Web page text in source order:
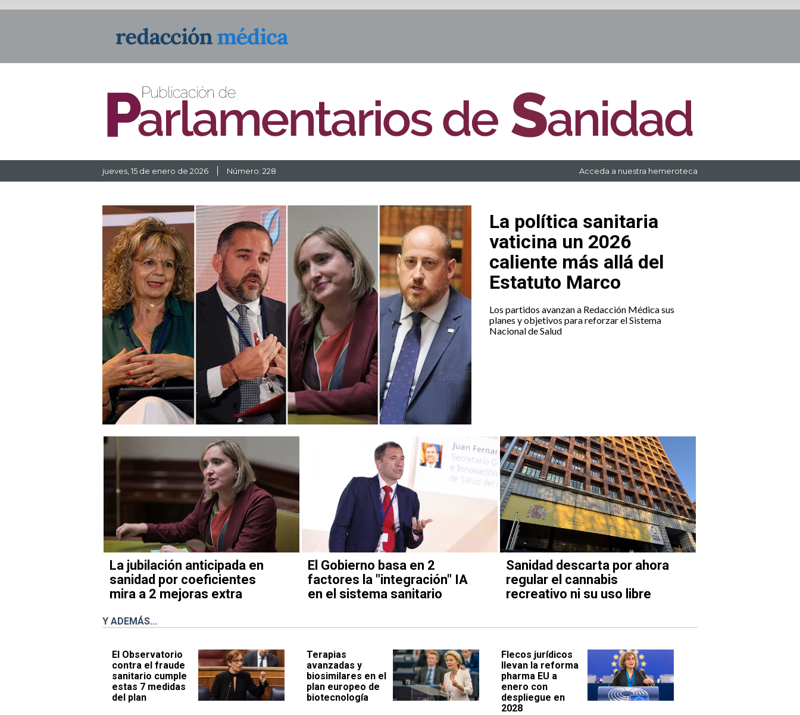
jueves, 15 de enero de 2026 Número: 228 Acceda a nuestra hemeroteca
La política sanitaria
vaticina un 2026
caliente más allá del
Estatuto Marco
Los partidos avanzan a Redacción Médica sus
planes y objetivos para reforzar el Sistema
Nacional de Salud
La jubilación anticipada en
sanidad por coeficientes
mira a 2 mejoras extra
El Gobierno basa en 2
factores la "integración" IA
en el sistema sanitario
Sanidad descarta por ahora
regular el cannabis
recreativo ni su uso libre
Y ADEMÁS...
El Observatorio
contra el fraude
sanitario cumple
estas 7 medidas
del plan
Terapias
avanzadas y
biosimilares en el
plan europeo de
biotecnología
Flecos jurídicos
llevan la reforma
pharma EU a
enero con
despliegue en
2028